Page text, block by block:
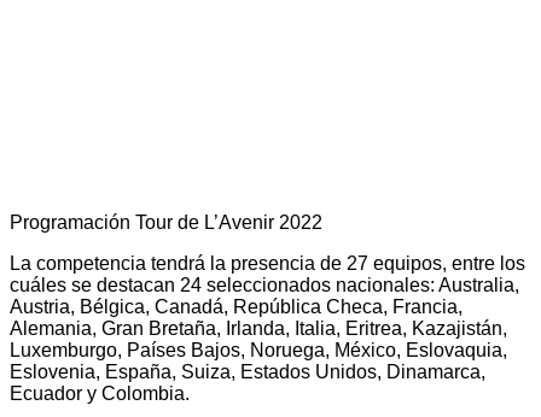
Programación Tour de L’Avenir 2022
La competencia tendrá la presencia de 27 equipos, entre los
cuáles se destacan 24 seleccionados nacionales: Australia,
Austria, Bélgica, Canadá, República Checa, Francia,
Alemania, Gran Bretaña, Irlanda, Italia, Eritrea, Kazajistán,
Luxemburgo, Países Bajos, Noruega, México, Eslovaquia,
Eslovenia, España, Suiza, Estados Unidos, Dinamarca,
Ecuador y Colombia.